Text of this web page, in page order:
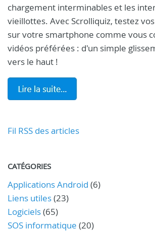
chargement interminables et les
vieillottes. Avec Scrolliquiz, testez
sur votre smartphone comme vous
vidéos préférées : d'un simple
vers le haut !
Fil RSS des articles
CATÉGORIES
Applications Android (6)
Liens utiles(23)
Logiciels(65)
SOS informatique (20)